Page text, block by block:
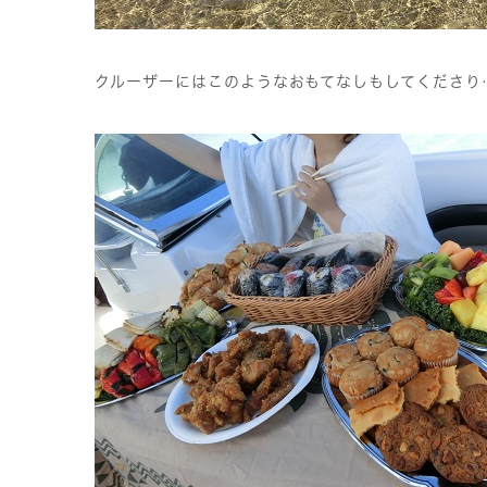
クルーザーにはこのようなおもてなしもしてくださ